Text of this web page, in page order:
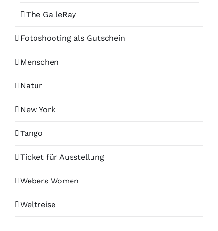
The GalleRay
Fotoshooting als Gutschein
Menschen
Natur
New York
Tango
Ticket für Ausstellung
Webers Women
Weltreise